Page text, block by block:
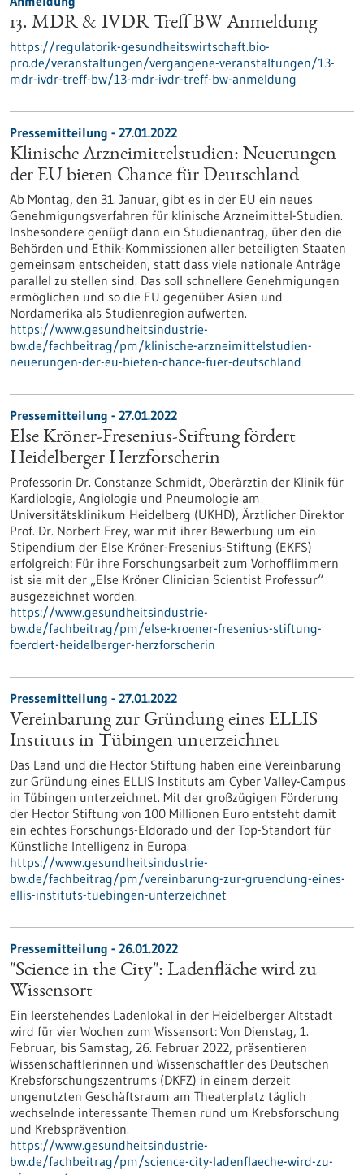
13. MDR & IVDR Treff BW Anmeldung
https://regulatorik-gesundheitswirtschaft.bio-
pro.de/veranstaltungen/vergangene-veranstaltungen/13-
mdr-ivdr-treff-bw/13-mdr-ivdr-treff-bw-anmeldung
Pressemitteilung - 27.01.2022
Klinische Arzneimittelstudien: Neuerungen
der EU bieten Chance für Deutschland
Ab Montag, den 31. Januar, gibt es in der EU ein neues
Genehmigungsverfahren für klinische Arzneimittel-Studien.
Insbesondere genügt dann ein Studienantrag, über den die
Behörden und Ethik-Kommissionen aller beteiligten Staaten
gemeinsam entscheiden, statt dass viele nationale Anträge
parallel zu stellen sind. Das soll schnellere Genehmigungen
ermöglichen und so die EU gegenüber Asien und
Nordamerika als Studienregion aufwerten.
https://www.gesundheitsindustrie-
bw.de/fachbeitrag/pm/klinische-arzneimittelstudien-
neuerungen-der-eu-bieten-chance-fuer-deutschland
Pressemitteilung - 27.01.2022
Else Kröner-Fresenius-Stiftung fördert
Heidelberger Herzforscherin
Professorin Dr. Constanze Schmidt, Oberärztin der Klinik für
Kardiologie, Angiologie und Pneumologie am
Universitätsklinikum Heidelberg (UKHD), Ärztlicher Direktor
Prof. Dr. Norbert Frey, war mit ihrer Bewerbung um ein
Stipendium der Else Kröner-Fresenius-Stiftung (EKFS)
erfolgreich: Für ihre Forschungsarbeit zum Vorhofflimmern
ist sie mit der „Else Kröner Clinician Scientist Professur“
ausgezeichnet worden.
https://www.gesundheitsindustrie-
bw.de/fachbeitrag/pm/else-kroener-fresenius-stiftung-
foerdert-heidelberger-herzforscherin
Pressemitteilung - 27.01.2022
Vereinbarung zur Gründung eines ELLIS
Instituts in Tübingen unterzeichnet
Das Land und die Hector Stiftung haben eine Vereinbarung
zur Gründung eines ELLIS Instituts am Cyber Valley-Campus
in Tübingen unterzeichnet. Mit der großzügigen Förderung
der Hector Stiftung von 100 Millionen Euro entsteht damit
ein echtes Forschungs-Eldorado und der Top-Standort für
Künstliche Intelligenz in Europa.
https://www.gesundheitsindustrie-
bw.de/fachbeitrag/pm/vereinbarung-zur-gruendung-eines-
ellis-instituts-tuebingen-unterzeichnet
Pressemitteilung - 26.01.2022
"Science in the City": Ladenfläche wird zu
Wissensort
Ein leerstehendes Ladenlokal in der Heidelberger Altstadt
wird für vier Wochen zum Wissensort: Von Dienstag, 1.
Februar, bis Samstag, 26. Februar 2022, präsentieren
Wissenschaftlerinnen und Wissenschaftler des Deutschen
Krebsforschungszentrums (DKFZ) in einem derzeit
ungenutzten Geschäftsraum am Theaterplatz täglich
wechselnde interessante Themen rund um Krebsforschung
und Krebsprävention.
https://www.gesundheitsindustrie-
bw.de/fachbeitrag/pm/science-city-ladenflaeche-wird-zu-